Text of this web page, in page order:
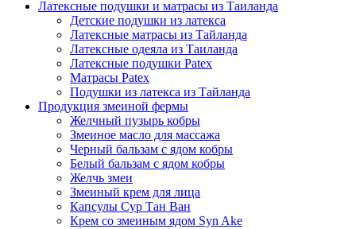
Латексные подушки и матрасы из Таиланда
Детские подушки из латекса
Латексные матрасы из Тайланда
Латексные одеяла из Таиланда
Латексные подушки Patex
Матрасы Patex
Подушки из латекса из Тайланда
Продукция змеиной фермы
Желчный пузырь кобры
Змеиное масло для массажа
Черный бальзам с ядом кобры
Белый бальзам с ядом кобры
Желчь змеи
Змеиный крем для лица
Капсулы Сур Тан Ван
Крем со змеиным ядом Syn Ake